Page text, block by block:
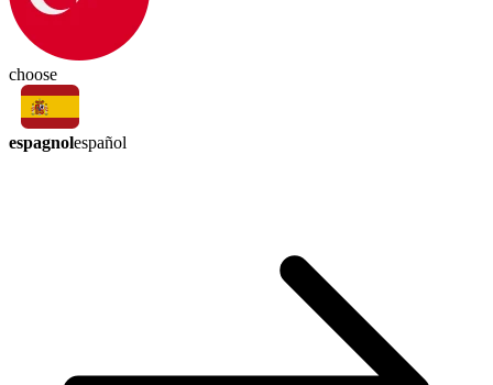
choose
espagnolespañol